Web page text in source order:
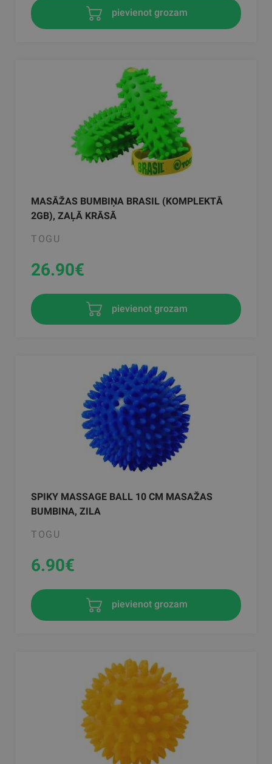
pievienot grozam
MASĀŽAS BUMBIŅA BRASIL (KOMPLEKTĀ
2GB), ZAĻĀ KRĀSĀ
TOGU
26.90€
pievienot grozam
SPIKY MASSAGE BALL 10 CM MASAŽAS
BUMBINA, ZILA
TOGU
6.90€
pievienot grozam